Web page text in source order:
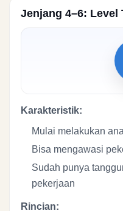
Jenjang 4–6: Level
Karakteristik:
Mulai melakukan
Bisa mengawasi
Sudah punya
pekerjaan
Rincian: